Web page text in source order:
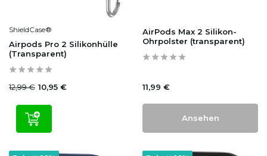
ShieldCase®
Airpods Pro 2 Silikonhülle
(Transparent)
12,99 € 10,95 €
AirPods Max 2 Silikon-
Ohrpolster (transparent)
11,99 €
Ansehen